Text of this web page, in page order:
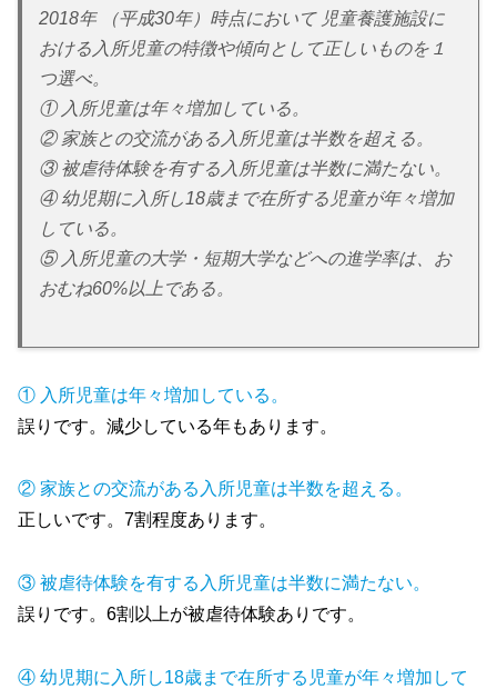
2018年 （平成30年）時点において 児童養護施設に
おける入所児童の特徴や傾向として正しいものを１
つ選べ。
① 入所児童は年々増加している。
② 家族との交流がある入所児童は半数を超える。
③ 被虐待体験を有する入所児童は半数に満たない。
④ 幼児期に入所し18歳まで在所する児童が年々増加
している。
⑤ 入所児童の大学・短期大学などへの進学率は、お
おむね60%以上である。
① 入所児童は年々増加している。
誤りです。減少している年もあります。
② 家族との交流がある入所児童は半数を超える。
正しいです。7割程度あります。
③ 被虐待体験を有する入所児童は半数に満たない。
誤りです。6割以上が被虐待体験ありです。
④ 幼児期に入所し18歳まで在所する児童が年々増加して